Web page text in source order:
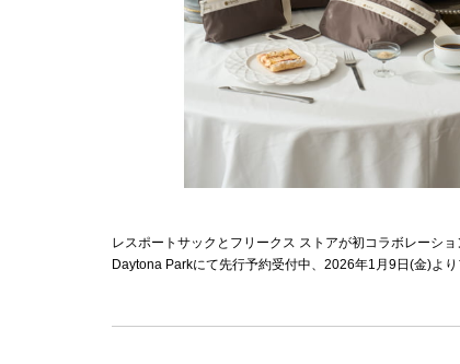
レスポートサックとフリークス ストアが初コラボレーシ
Daytona Parkにて先行予約受付中、2026年1月9日(金)よ